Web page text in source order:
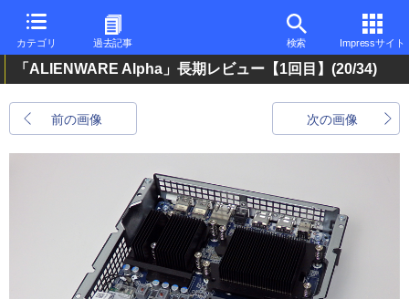
カテゴリ 過去記事 検索 Impressサイト
「ALIENWARE Alpha」長期レビュー【1回目】 (20/34)
前の画像 次の画像